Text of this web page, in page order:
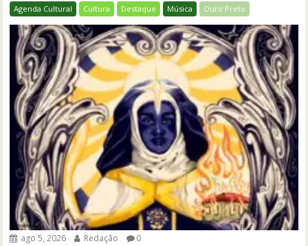
Agenda Cultural Cultura Destaque Música Ouro Preto
ago 5, 2026 Redação 0